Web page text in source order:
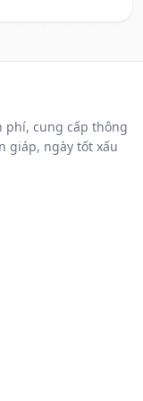
phí, cung cấp thông
giáp, ngày tốt xấu